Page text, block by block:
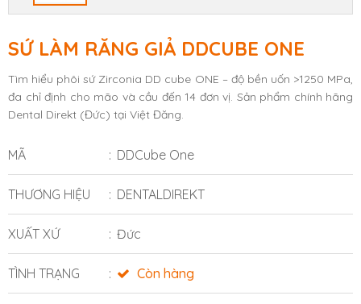
SỨ LÀM RĂNG GIẢ DDCUBE ONE
Tìm hiểu phôi sứ Zirconia DD cube ONE – độ bền uốn >1250 MPa,
đa chỉ định cho mão và cầu đến 14 đơn vị. Sản phẩm chính hãng
Dental Direkt (Đức) tại Việt Đăng.
MÃ DDCube One
THƯƠNG HIỆU DENTALDIREKT
XUẤT XỨ Đức
TÌNH TRẠNG Còn hàng